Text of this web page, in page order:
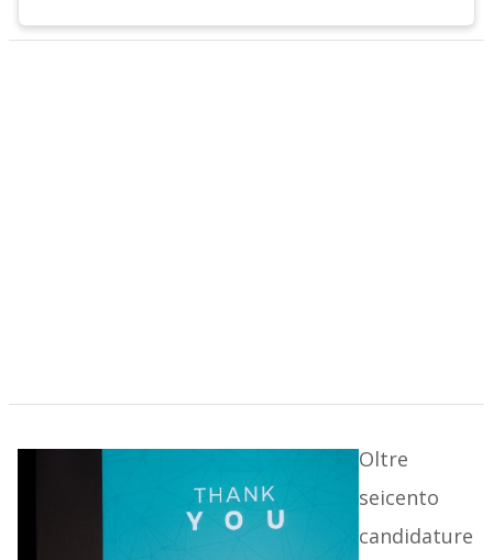
Oltre
seicento
candidature